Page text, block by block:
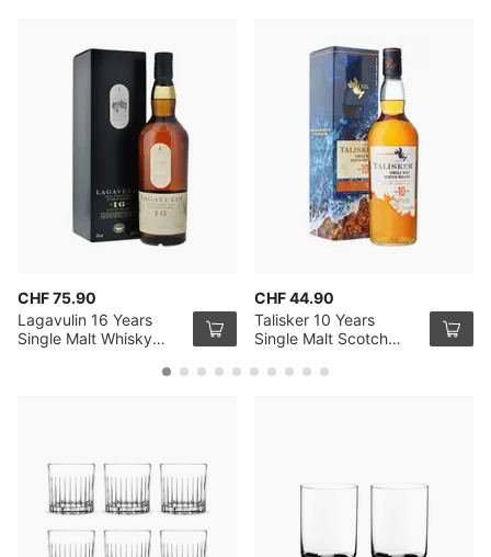
CHF 75.90
Lagavulin 16 Years
Single Malt Whisky
CHF 44.90
Talisker 10 Years
Single Malt Scotch